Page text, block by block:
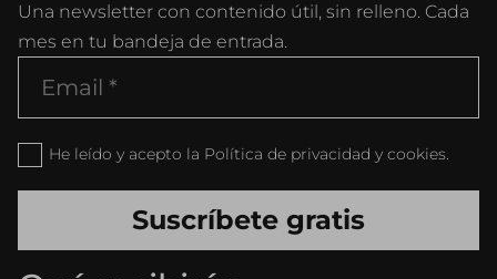
Una newsletter con contenido útil, sin relleno. Cada
mes en tu bandeja de entrada.
He leído y acepto la Política de privacidad y cookies.